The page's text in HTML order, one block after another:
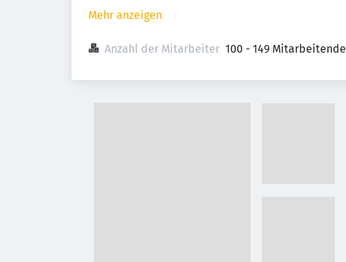
Mehr anzeigen
Anzahl der Mitarbeiter 100 - 149 Mitarbeitende